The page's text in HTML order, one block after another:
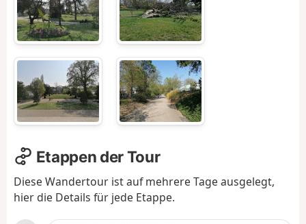
Etappen der Tour
Diese Wandertour ist auf mehrere Tage ausgelegt,
hier die Details für jede Etappe.